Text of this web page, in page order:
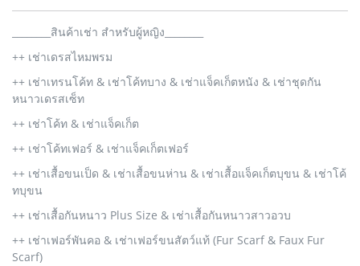
________สินค้าเช่า สำหรับผู้หญิง________
++ เช่าเดรสไหมพรม
++ เช่าเทรนโค้ท & เช่าโค้ทบาง & เช่าแจ็คเก็ตหนัง & เช่าชุดกัน
หนาวเดรสเซ็ท
++ เช่าโค้ท & เช่าแจ็คเก็ต
++ เช่าโค้ทเฟอร์ & เช่าแจ็คเก็ตเฟอร์
++ เช่าเสื้อขนเป็ด & เช่าเสื้อขนห่าน & เช่าเสื้อแจ็คเก็ตบุขน & เช่าโค้
ทบุขน
++ เช่าเสื้อกันหนาว Plus Size & เช่าเสื้อกันหนาวสาวอวบ
++ เช่าเฟอร์พันคอ & เช่าเฟอร์ขนสัตว์แท้ (Fur Scarf & Faux Fur
Scarf)